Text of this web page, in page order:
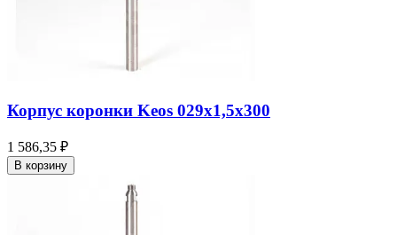
Корпус коронки Keos 029x1,5x300
1 586,35 ₽
В корзину